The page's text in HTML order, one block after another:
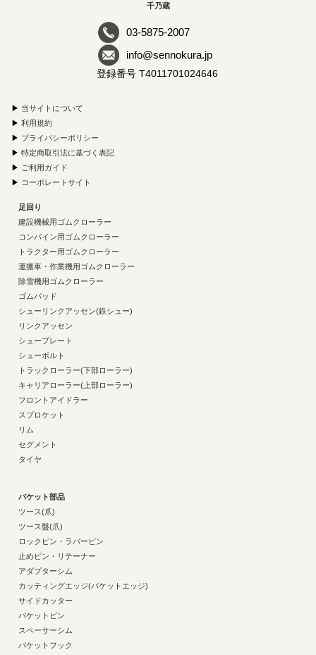
千乃蔵
03-5875-2007
info@sennokura.jp
登録番号 T4011701024646
▶ 当サイトについて
▶ 利用規約
▶ プライバシーポリシー
▶ 特定商取引法に基づく表記
▶ ご利用ガイド
▶ コーポレートサイト
足回り
建設機械用ゴムクローラー
コンバイン用ゴムクローラー
トラクター用ゴムクローラー
運搬車・作業機用ゴムクローラー
除雪機用ゴムクローラー
ゴムパッド
シューリンクアッセン(鉄シュー)
リンクアッセン
シュープレート
シューボルト
トラックローラー(下部ローラー)
キャリアローラー(上部ローラー)
フロントアイドラー
スプロケット
リム
セグメント
タイヤ
バケット部品
ツース(爪)
ツース盤(爪)
ロックピン・ラバーピン
止めピン・リテーナー
アダプターシム
カッティングエッジ(バケットエッジ)
サイドカッター
バケットピン
スペーサーシム
バケットフック